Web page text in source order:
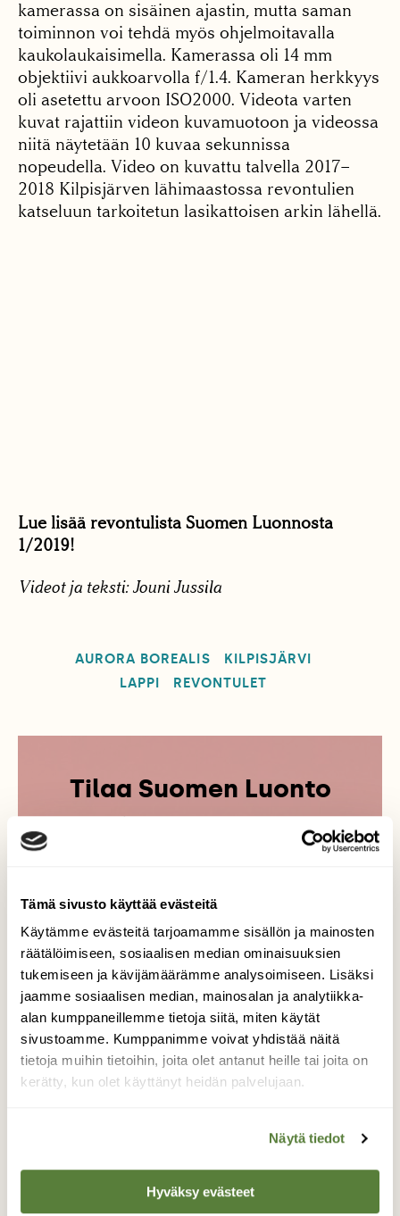
Tämä sivusto käyttää evästeitä
Käytämme evästeitä tarjoamamme sisällön ja mainosten
räätälöimiseen, sosiaalisen median ominaisuuksien
tukemiseen ja kävijämäärämme analysoimiseen. Lisäksi
jaamme sosiaalisen median, mainosalan ja analytiikka-
alan kumppaneillemme tietoja siitä, miten käytät
sivustoamme. Kumppanimme voivat yhdistää näitä
tietoja muihin tietoihin, joita olet antanut heille tai joita on
kerätty, kun olet käyttänyt heidän palvelujaan.
Näytä tiedot
Hyväksy evästeet
kamerassa on sisäinen ajastin, mutta saman
toiminnon voi tehdä myös ohjelmoitavalla
kaukolaukaisimella. Kamerassa oli 14 mm
objektiivi aukkoarvolla f/1.4. Kameran herkkyys
oli asetettu arvoon ISO2000. Videota varten
kuvat rajattiin videon kuvamuotoon ja videossa
niitä näytetään 10 kuvaa sekunnissa
nopeudella. Video on kuvattu talvella 2017–
2018 Kilpisjärven lähimaastossa revontulien
katseluun tarkoitetun lasikattoisen arkin lähellä.
Lue lisää revontulista Suomen Luonnosta
1/2019!
Videot ja teksti: Jouni Jussila
AURORA BOREALIS
KILPISJÄRVI
LAPPI
REVONTULET
Tilaa Suomen Luonto
Tue ajankohtaista ja asiantuntevaa
luonto- ja ympäristöjournalismia.
Alk. 3 numeroa 23,40 €.
Tilaa nyt!